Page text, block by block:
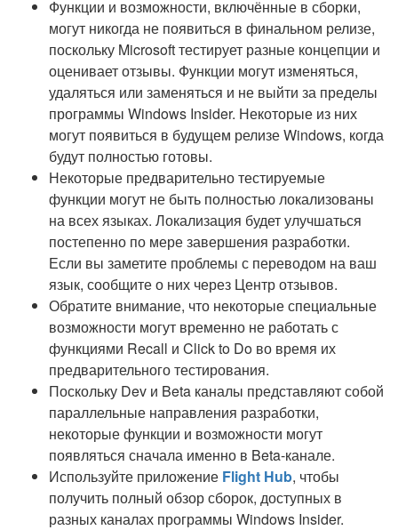
Функции и возможности, включённые в сборки,
могут никогда не появиться в финальном релизе,
поскольку Microsoft тестирует разные концепции и
оценивает отзывы. Функции могут изменяться,
удаляться или заменяться и не выйти за пределы
программы Windows Insider. Некоторые из них
могут появиться в будущем релизе Windows, когда
будут полностью готовы.
Некоторые предварительно тестируемые
функции могут не быть полностью локализованы
на всех языках. Локализация будет улучшаться
постепенно по мере завершения разработки.
Если вы заметите проблемы с переводом на ваш
язык, сообщите о них через Центр отзывов.
Обратите внимание, что некоторые специальные
возможности могут временно не работать с
функциями Recall и Click to Do во время их
предварительного тестирования.
Поскольку Dev и Beta каналы представляют собой
параллельные направления разработки,
некоторые функции и возможности могут
появляться сначала именно в Beta-канале.
Используйте приложение Flight Hub, чтобы
получить полный обзор сборок, доступных в
разных каналах программы Windows Insider.